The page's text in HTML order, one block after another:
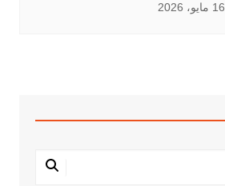
16 مايو، 2026